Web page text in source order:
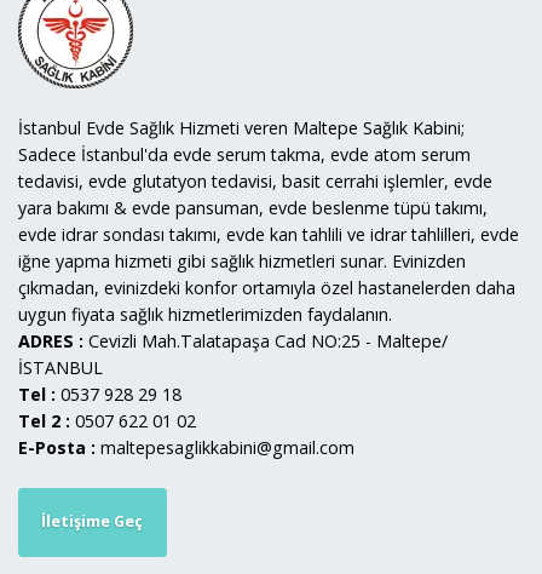
İstanbul Evde Sağlık Hizmeti veren Maltepe Sağlık Kabini;
Sadece İstanbul'da evde serum takma, evde atom serum
tedavisi, evde glutatyon tedavisi, basit cerrahi işlemler, evde
yara bakımı & evde pansuman, evde beslenme tüpü takımı,
evde idrar sondası takımı, evde kan tahlili ve idrar tahlilleri, evde
iğne yapma hizmeti gibi sağlık hizmetleri sunar. Evinizden
çıkmadan, evinizdeki konfor ortamıyla özel hastanelerden daha
uygun fiyata sağlık hizmetlerimizden faydalanın.
ADRES : Cevizli Mah.Talatapaşa Cad NO:25 - Maltepe/
İSTANBUL
Tel : 0537 928 29 18
Tel 2 : 0507 622 01 02
E-Posta : maltepesaglikkabini@gmail.com
İletişime Geç